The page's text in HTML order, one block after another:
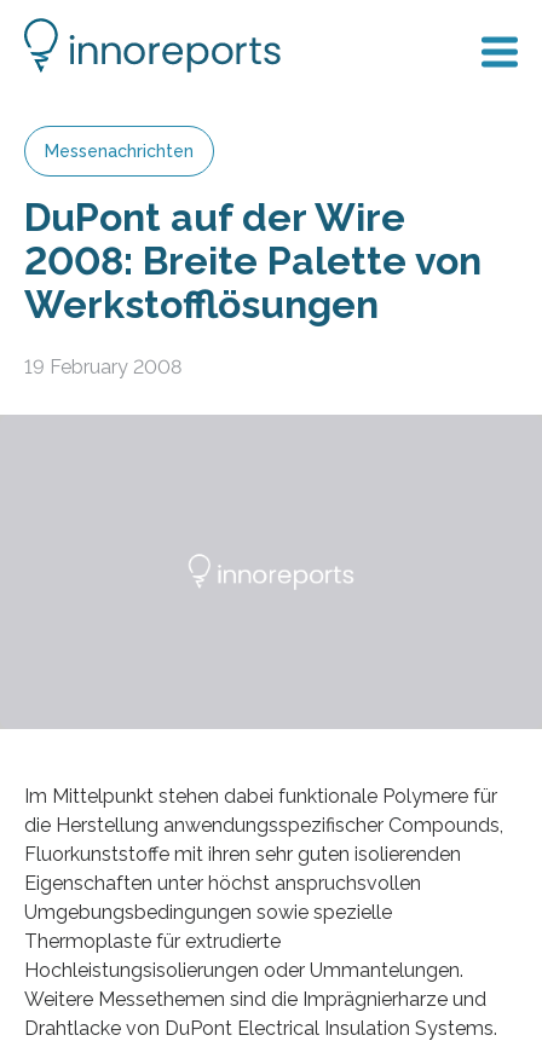
Messenachrichten
DuPont auf der Wire
2008: Breite Palette von
Werkstofflösungen
19 February 2008
Im Mittelpunkt stehen dabei funktionale Polymere für
die Herstellung anwendungsspezifischer Compounds,
Fluorkunststoffe mit ihren sehr guten isolierenden
Eigenschaften unter höchst anspruchsvollen
Umgebungsbedingungen sowie spezielle
Thermoplaste für extrudierte
Hochleistungsisolierungen oder Ummantelungen.
Weitere Messethemen sind die Imprägnierharze und
Drahtlacke von DuPont Electrical Insulation Systems.